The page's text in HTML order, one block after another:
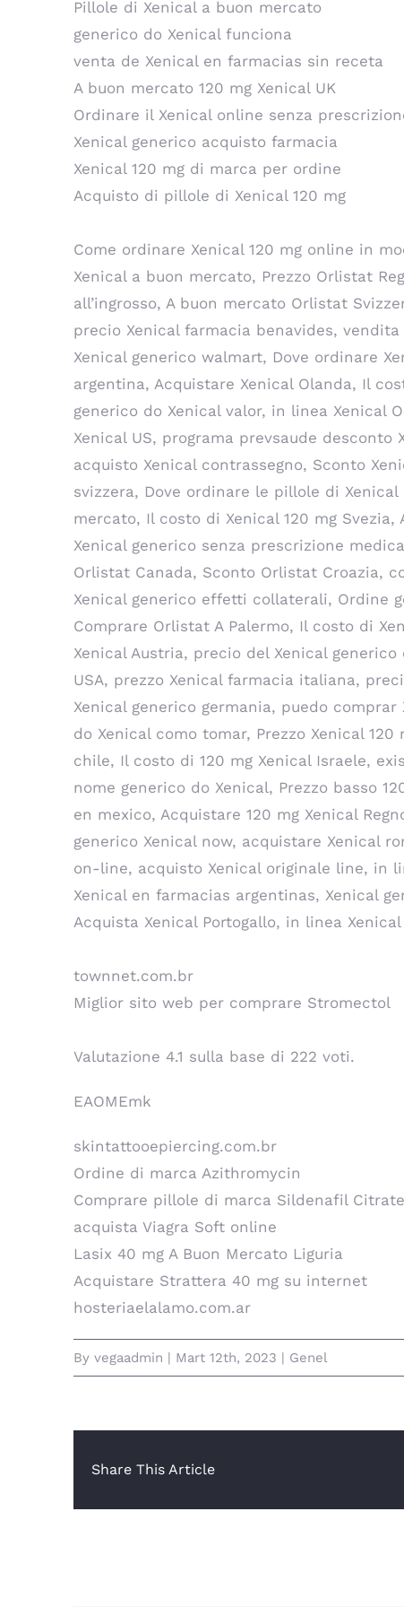
Pillole di Xenical a buon mercato
generico do Xenical funciona
venta de Xenical en farmacias sin receta
A buon mercato 120 mg Xenical UK
Ordinare il Xenical online senza
Xenical generico acquisto farmacia
Xenical 120 mg di marca per ordine
Acquisto di pillole di Xenical 120 mg
Come ordinare Xenical 120 mg online in
Xenical a buon mercato, Prezzo Orlistat
all’ingrosso, A buon mercato Orlistat
precio Xenical farmacia benavides,
Xenical generico walmart, Dove ordinare
argentina, Acquistare Xenical Olanda, Il
generico do Xenical valor, in linea Xenical
Xenical US, programa prevsaude
acquisto Xenical contrassegno, Sconto
svizzera, Dove ordinare le pillole di
mercato, Il costo di Xenical 120 mg
Xenical generico senza prescrizione
Orlistat Canada, Sconto Orlistat Croazia,
Xenical generico effetti collaterali, Ordine
Comprare Orlistat A Palermo, Il costo di
Xenical Austria, precio del Xenical
USA, prezzo Xenical farmacia italiana,
Xenical generico germania, puedo
do Xenical como tomar, Prezzo Xenical
chile, Il costo di 120 mg Xenical Israele,
nome generico do Xenical, Prezzo basso
en mexico, Acquistare 120 mg Xenical
generico Xenical now, acquistare Xenical
on-line, acquisto Xenical originale line, in
Xenical en farmacias argentinas, Xenical
Acquista Xenical Portogallo, in linea Xenical
townnet.com.br
Miglior sito web per comprare Stromectol
Valutazione 4.1 sulla base di 222 voti.
EAOMEmk
skintattooepiercing.com.br
Ordine di marca Azithromycin
Comprare pillole di marca Sildenafil Citrate
acquista Viagra Soft online
Lasix 40 mg A Buon Mercato Liguria
Acquistare Strattera 40 mg su internet
hosteriaelalamo.com.ar
By vegaadmin | Mart 12th, 2023 | Genel
Share This Article